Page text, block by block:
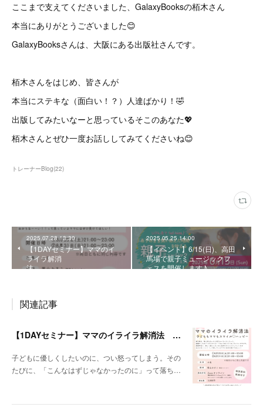
ここまで支えてくださいました、GalaxyBooksの栢木さん
本当にありがとうございました😊
GalaxyBooksさんは、大阪にある出版社さんです。
栢木さんをはじめ、皆さんが
本当にステキな（面白い！？）人達ばかり！🤣
出版してみたいなーと思っているそこのあなた💖
栢木さんとぜひ一度お話ししてみてくださいね😊
トレーナーBlog(22)
2025.07.28 13:30
【1DAYセミナー】ママのイ
ライラ解消
法 …
2025.05.25 14:00
【イベント】6/15(日)、高田
馬場で親子ミュージックフ
ェスを開催します♪
関連記事
【1DAYセミナー】ママのイライラ解消法 ～子どももママもスマイル♡ハッピー～
子どもに優しくしたいのに、つい怒ってしまう。その
たびに、「こんなはずじゃなかったのに」って落ち…